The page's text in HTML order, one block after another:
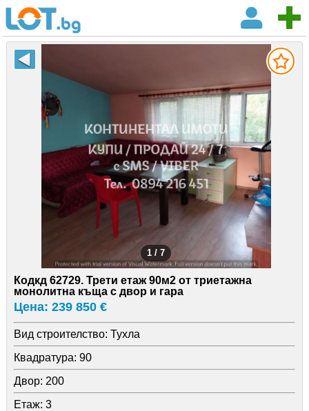
1 / 7
Кодкд 62729. Трети етаж 90м2 от триетажна
монолитна къща с двор и гара
Цена: 239 850 €
Вид строителство: Тухла
Квадратура: 90
Двор: 200
Етаж: 3